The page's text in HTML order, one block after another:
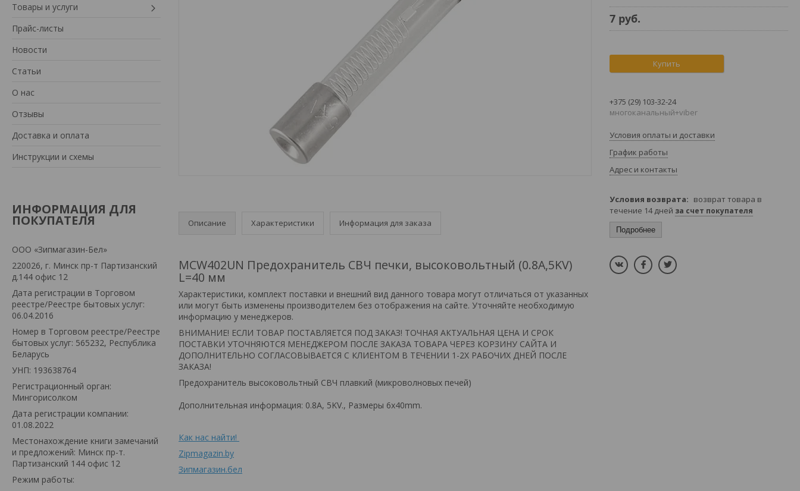
Товары и услуги
Прайс-листы
Новости
Статьи
О нас
Отзывы
Доставка и оплата
Инструкции и схемы
ИНФОРМАЦИЯ ДЛЯ
ПОКУПАТЕЛЯ
ООО «Зипмагазин-Бел»
220026, г. Минск пр-т Партизанский
д.144 офис 12
Дата регистрации в Торговом
реестре/Реестре бытовых услуг:
06.04.2016
Номер в Торговом реестре/Реестре
бытовых услуг: 565232, Республика
Беларусь
УНП: 193638764
Регистрационный орган:
Мингорисолком
Дата регистрации компании:
01.08.2022
Местонахождение книги замечаний
и предложений: Минск пр-т.
Партизанский 144 офис 12
Режим работы:
Описание Характеристики Информация для заказа
MCW402UN Предохранитель СВЧ печки, высоковольтный (0.8A,5KV)
L=40 мм
Xарактеристики, комплект поставки и внешний вид данного товара могут отличаться от указанных
или могут быть изменены производителем без отображения на сайте. Уточняйте необходимую
информацию у менеджеров.
ВНИМАНИЕ! ЕСЛИ ТОВАР ПОСТАВЛЯЕТСЯ ПОД ЗАКАЗ! ТОЧНАЯ АКТУАЛЬНАЯ ЦЕНА И СРОК
ПОСТАВКИ УТОЧНЯЮТСЯ МЕНЕДЖЕРОМ ПОСЛЕ ЗАКАЗА ТОВАРА ЧЕРЕЗ КОРЗИНУ САЙТА И
ДОПОЛНИТЕЛЬНО СОГЛАСОВЫВАЕТСЯ С КЛИЕНТОМ В ТЕЧЕНИИ 1-2Х РАБОЧИХ ДНЕЙ ПОСЛЕ
ЗАКАЗА!
Предохранитель высоковольтный СВЧ плавкий (микроволновых печей)
Дополнительная информация: 0.8A, 5KV., Размеры 6x40mm.
Как нас найти!
Zipmagazin.by
Зипмагазин.бел
7 руб.
Купить
+375 (29) 103-32-24
многоканальный+viber
Условия оплаты и доставки
График работы
Адрес и контакты
возврат товара в
течение 14 дней за счет покупателя
Подробнее